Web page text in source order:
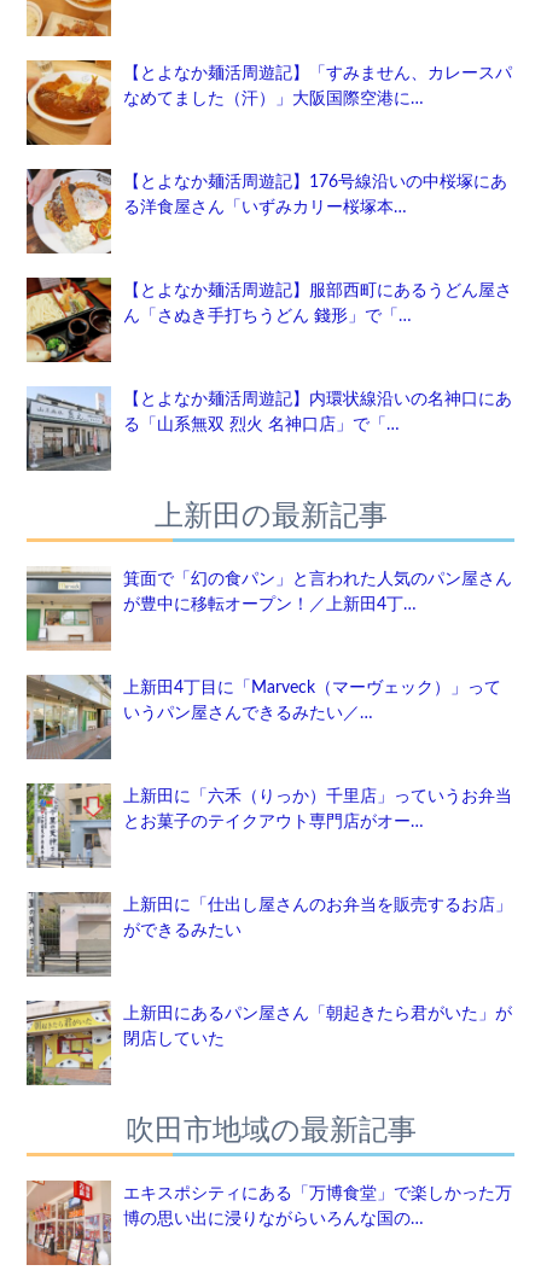
【とよなか麺活周遊記】「すみません、カレースパ
なめてました（汗）」大阪国際空港に…
【とよなか麺活周遊記】176号線沿いの中桜塚にあ
る洋食屋さん「いずみカリー桜塚本…
【とよなか麺活周遊記】服部西町にあるうどん屋さ
ん「さぬき手打ちうどん 錢形」で「…
【とよなか麺活周遊記】内環状線沿いの名神口にあ
る「山系無双 烈火 名神口店」で「…
上新田の最新記事
箕面で「幻の食パン」と言われた人気のパン屋さん
が豊中に移転オープン！／上新田4丁…
上新田4丁目に「Marveck（マーヴェック）」って
いうパン屋さんできるみたい／…
上新田に「六禾（りっか）千里店」っていうお弁当
とお菓子のテイクアウト専門店がオー…
上新田に「仕出し屋さんのお弁当を販売するお店」
ができるみたい
上新田にあるパン屋さん「朝起きたら君がいた」が
閉店していた
吹田市地域の最新記事
エキスポシティにある「万博食堂」で楽しかった万
博の思い出に浸りながらいろんな国の…